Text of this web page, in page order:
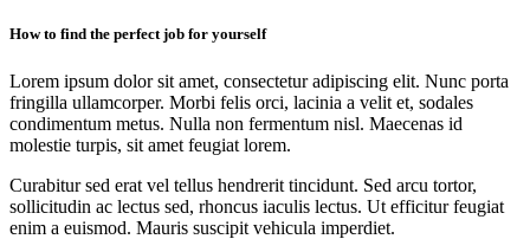
How to find the perfect job for yourself
Lorem ipsum dolor sit amet, consectetur adipiscing elit. Nunc porta
fringilla ullamcorper. Morbi felis orci, lacinia a velit et, sodales
condimentum metus. Nulla non fermentum nisl. Maecenas id
molestie turpis, sit amet feugiat lorem.
Curabitur sed erat vel tellus hendrerit tincidunt. Sed arcu tortor,
sollicitudin ac lectus sed, rhoncus iaculis lectus. Ut efficitur feugiat
enim a euismod. Mauris suscipit vehicula imperdiet.